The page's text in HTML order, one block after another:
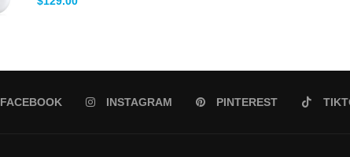
sur 5
FACEBOOK INSTAGRAM PINTEREST